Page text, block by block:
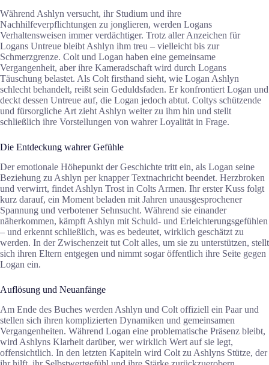
Während Ashlyn versucht, ihr Studium und ihre
Nachhilfeverpflichtungen zu jonglieren, werden Logans
Verhaltensweisen immer verdächtiger. Trotz aller Anzeichen für
Logans Untreue bleibt Ashlyn ihm treu – vielleicht bis zur
Schmerzgrenze. Colt und Logan haben eine gemeinsame
Vergangenheit, aber ihre Kameradschaft wird durch Logans
Täuschung belastet. Als Colt firsthand sieht, wie Logan Ashlyn
schlecht behandelt, reißt sein Geduldsfaden. Er konfrontiert Logan und
deckt dessen Untreue auf, die Logan jedoch abtut. Coltys schützende
und fürsorgliche Art zieht Ashlyn weiter zu ihm hin und stellt
schließlich ihre Vorstellungen von wahrer Loyalität in Frage.
Die Entdeckung wahrer Gefühle
Der emotionale Höhepunkt der Geschichte tritt ein, als Logan seine
Beziehung zu Ashlyn per knapper Textnachricht beendet. Herzbroken
und verwirrt, findet Ashlyn Trost in Colts Armen. Ihr erster Kuss folgt
kurz darauf, ein Moment beladen mit Jahren unausgesprochener
Spannung und verbotener Sehnsucht. Während sie einander
näherkommen, kämpft Ashlyn mit Schuld- und Erleichterungsgefühlen
– und erkennt schließlich, was es bedeutet, wirklich geschätzt zu
werden. In der Zwischenzeit tut Colt alles, um sie zu unterstützen, stellt
sich ihren Eltern entgegen und nimmt sogar öffentlich ihre Seite gegen
Logan ein.
Auflösung und Neuanfänge
Am Ende des Buches werden Ashlyn und Colt offiziell ein Paar und
stellen sich ihren komplizierten Dynamiken und gemeinsamen
Vergangenheiten. Während Logan eine problematische Präsenz bleibt,
wird Ashlyns Klarheit darüber, wer wirklich Wert auf sie legt,
offensichtlich. In den letzten Kapiteln wird Colt zu Ashlyns Stütze, der